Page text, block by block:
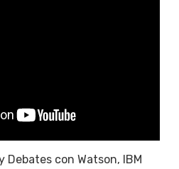
Debates con Watson, IBM